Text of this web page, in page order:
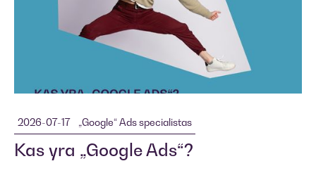
2026-07-17 „Google“ Ads specialistas
Kas yra „Google Ads“?